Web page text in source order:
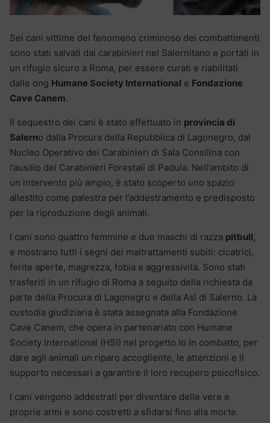
Sei cani vittime del fenomeno criminoso dei combattimenti
sono stati salvati dai carabinieri nel Salernitano e portati in
un rifugio sicuro a Roma, per essere curati e riabilitati
dalle ong Humane Society International e Fondazione
Cave Canem.
Il sequestro dei cani è stato effettuato in provincia di
Salerno dalla Procura della Repubblica di Lagonegro, dal
Nucleo Operativo dei Carabinieri di Sala Consilina con
l’ausilio dei Carabinieri Forestali di Padula. Nell’ambito di
un intervento più ampio, è stato scoperto uno spazio
allestito come palestra per l’addestramento e predisposto
per la riproduzione degli animali.
I cani sono quattro femmine e due maschi di razza pitbull,
e mostrano tutti i segni dei maltrattamenti subiti: cicatrici,
ferite aperte, magrezza, fobia e aggressività. Sono stati
trasferiti in un rifugio di Roma a seguito della richiesta da
parte della Procura di Lagonegro e della Asl di Salerno. La
custodia giudiziaria è stata assegnata alla Fondazione
Cave Canem, che opera in partenariato con Humane
Society International (HSI) nel progetto Io in combatto, per
dare agli animali un riparo accogliente, le attenzioni e il
supporto necessari a garantire il loro recupero psicofisico.
I cani vengono addestrati per diventare delle vere e
proprie armi e sono costretti a sfidarsi fino alla morte.